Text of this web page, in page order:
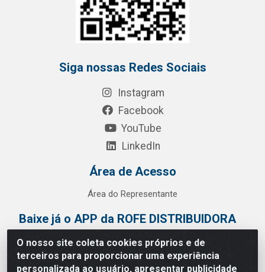
O nosso site coleta cookies próprios e de
terceiros para proporcionar uma experiência
personalizada ao usuário, apresentar publicidade
Siga nossas Redes Sociais
Instagram
Facebook
YouTube
LinkedIn
Área de Acesso
Área do Representante
Baixe já o APP da ROFE DISTRIBUIDORA